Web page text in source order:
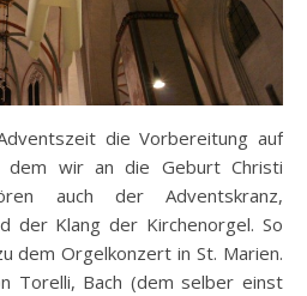
die Vorbereitung auf
dem wir an die Geburt Christi
auch der Adventskranz,
der Klang der Kirchenorgel. So
dem Orgelkonzert in St. Marien.
Torelli, Bach (dem selber einst